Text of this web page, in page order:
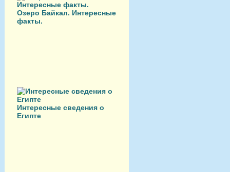
Озеро Байкал. Интересные
факты.
Интересные сведения о
Египте